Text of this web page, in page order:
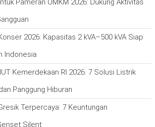
Pameran UMKM 2026: Dukung Aktivitas
2026: Kapasitas 2 kVA–500 kVA Siap
Indonesia
Kemerdekaan RI 2026: 7 Solusi Listrik
Panggung Hiburan
Terpercaya: 7 Keuntungan
Silent